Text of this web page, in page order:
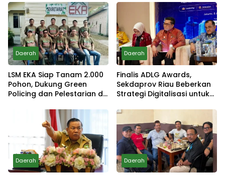
Daerah
LSM EKA Siap Tanam 2.000
Pohon, Dukung Green
Policing dan Pelestarian di
Daerah
Finalis ADLG Awards,
Sekdaprov Riau Beberkan
Strategi Digitalisasi untuk
Daerah Daerah